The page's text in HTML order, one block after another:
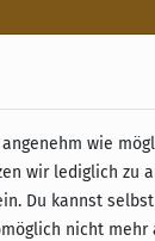
wie
wir lediglich zu
Du kannst
nicht